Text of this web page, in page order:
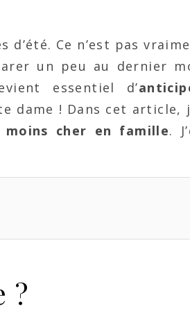
d’été. Ce n’est pas
un peu au dernier
essentiel d’
dame ! Dans cet article,
moins cher en famille.
?